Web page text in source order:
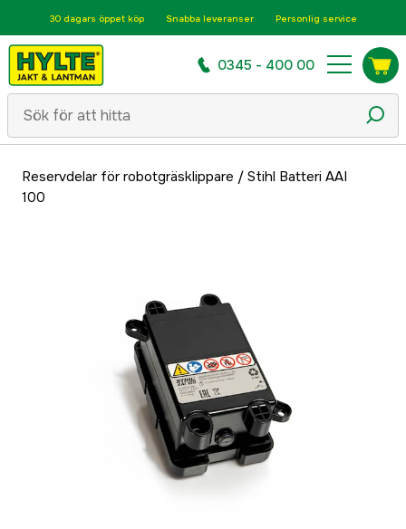
30 dagars öppet köp Snabba leveranser Personlig service
0345 - 400 00
Reservdelar för robotgräsklippare / Stihl Batteri AAI
100